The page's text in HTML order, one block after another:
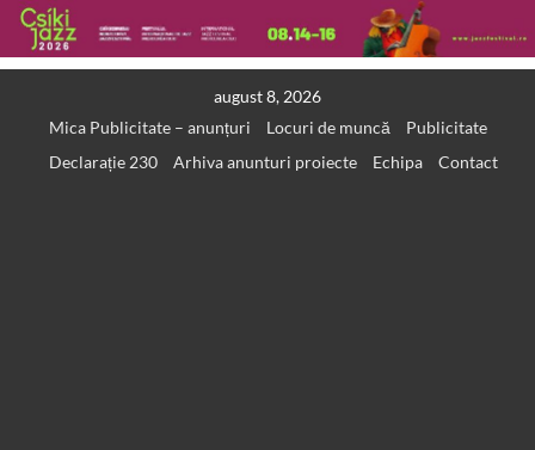
august 8, 2026
Mica Publicitate – anunțuri
Locuri de muncă
Publicitate
Declarație 230
Arhiva anunturi proiecte Echipa Contact